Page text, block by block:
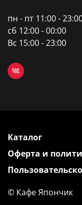
пн - пт 11:00 -
сб 12:00 - 00:00
Вс 15:00 - 23:00
Каталог
Оферта и
© Кафе Япончик